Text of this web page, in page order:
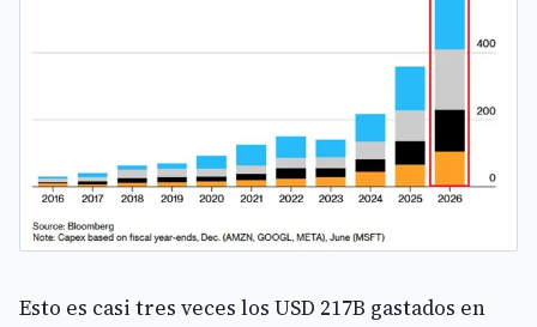
Esto es casi tres veces los USD 217B gastados en